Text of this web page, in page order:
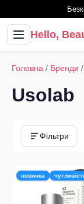
Hello,
Головна / Бренди /
Usolab
Фільтри
новинка